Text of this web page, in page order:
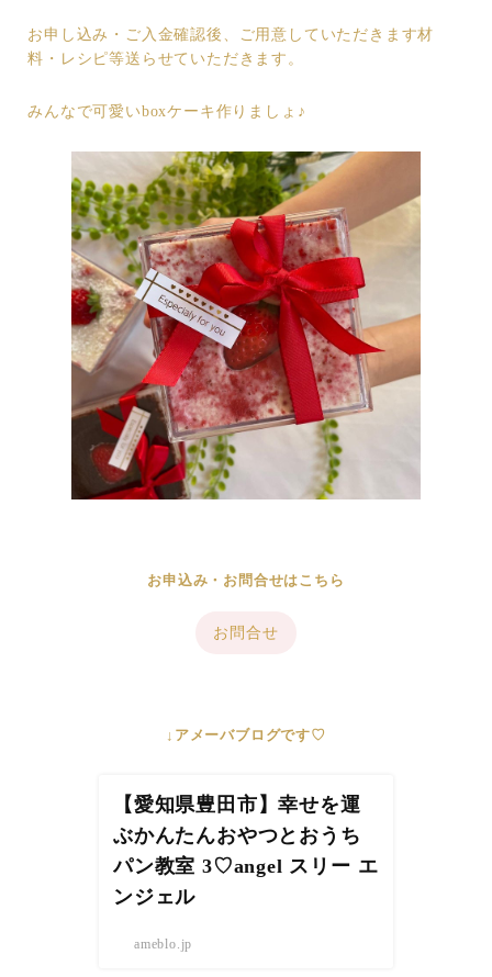
お申し込み・ご入金確認後、ご用意していただきます材
料・レシピ等送らせていただきます。
みんなで可愛いboxケーキ作りましょ♪
お申込み・お問合せはこちら
お問合せ
↓アメーバブログです♡
【愛知県豊田市】幸せを運
ぶかんたんおやつとおうち
パン教室 3♡angel スリー エ
ンジェル
ameblo.jp